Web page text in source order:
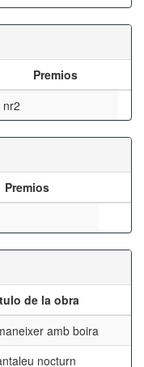
Premios
nr2
Premios
de la obra
amb boira
nocturn